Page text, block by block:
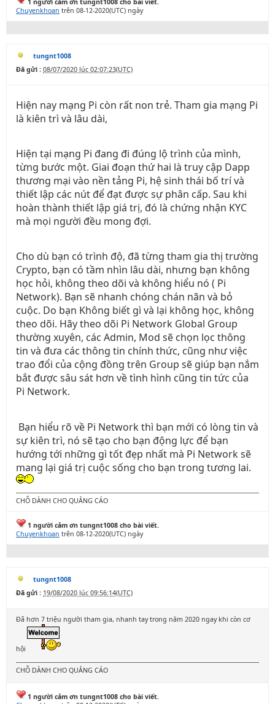
1 người cảm ơn tungnt1008 cho bài viết.
Chuyenkhoan trên 08-12-2020(UTC) ngày
tungnt1008
Đã gửi : 08/07/2020 lúc 02:07:23(UTC)
Hiện nay mạng Pi còn rất non trẻ. Tham gia mạng Pi
là kiên trì và lâu dài,
Hiện tại mạng Pi đang đi đúng lộ trình của mình,
từng bước một. Giai đoạn thứ hai là truy cập Dapp
thương mại vào nền tảng Pi, hệ sinh thái bố trí và
thiết lập các nút để đạt được sự phân cấp. Sau khi
hoàn thành thiết lập giá trị, đó là chứng nhận KYC
mà mọi người đều mong đợi.
Cho dù bạn có trình độ, đã từng tham gia thị trường
Crypto, bạn có tầm nhìn lâu dài, nhưng bạn không
học hỏi, không theo dõi và không hiểu nó ( Pi
Network). Bạn sẽ nhanh chóng chán nãn và bỏ
cuộc. Do bạn Không biết gì và lại không học, không
theo dõi. Hãy theo dõi Pi Network Global Group
thường xuyên, các Admin, Mod sẽ chọn lọc thông
tin và đưa các thông tin chính thức, cũng như việc
trao đổi của cộng đồng trên Group sẽ giúp bạn nắm
bắt được sâu sát hơn về tình hình cũng tin tức của
Pi Network.
Bạn hiểu rõ về Pi Network thì bạn mới có lòng tin và
sự kiên trì, nó sẽ tạo cho bạn động lực để bạn
hướng tới những gì tốt đẹp nhất mà Pi Network sẽ
mang lại giá trị cuộc sống cho bạn trong tương lai.
CHỖ DÀNH CHO QUẢNG CÁO
1 người cảm ơn tungnt1008 cho bài viết.
Chuyenkhoan trên 08-12-2020(UTC) ngày
tungnt1008
Đã gửi : 19/08/2020 lúc 09:56:14(UTC)
Đã hơn 7 triệu người tham gia, nhanh tay trong năm 2020 ngay khi còn cơ
hội
CHỖ DÀNH CHO QUẢNG CÁO
1 người cảm ơn tungnt1008 cho bài viết.